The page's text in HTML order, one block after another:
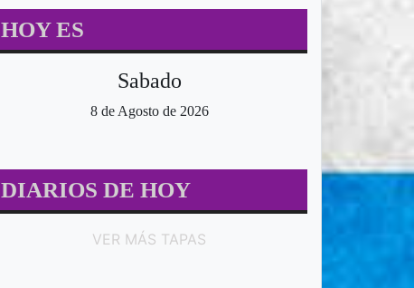
HOY ES
Sabado
8 de Agosto de 2026
DIARIOS DE HOY
VER MÁS TAPAS